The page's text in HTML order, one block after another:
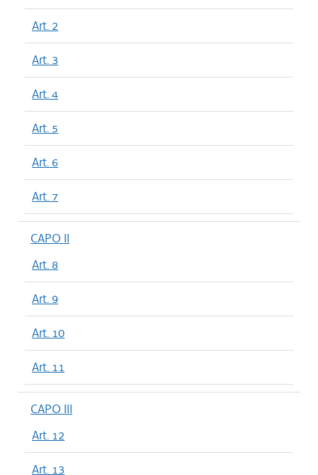
Art. 2
Art. 3
Art. 4
Art. 5
Art. 6
Art. 7
CAPO II
Art. 8
Art. 9
Art. 10
Art. 11
CAPO III
Art. 12
Art. 13